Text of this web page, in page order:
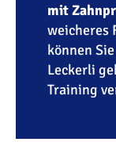
mit
weicheres
können
Leckerli
Training